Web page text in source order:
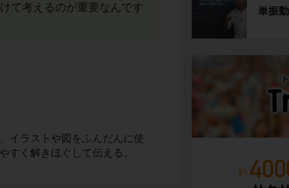
て考えるのが重要なんです
イラストや図をふんだんに使
すく解きほぐして伝える。
単振動